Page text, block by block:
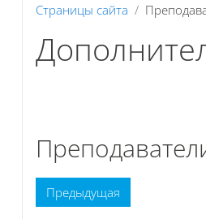
Страницы сайта
Предыдущая